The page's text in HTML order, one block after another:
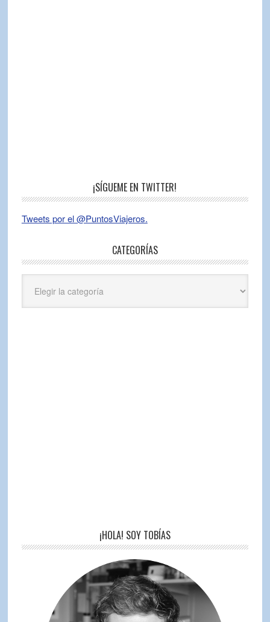
¡SÍGUEME EN TWITTER!
Tweets por el @PuntosViajeros.
CATEGORÍAS
¡HOLA! SOY TOBÍAS